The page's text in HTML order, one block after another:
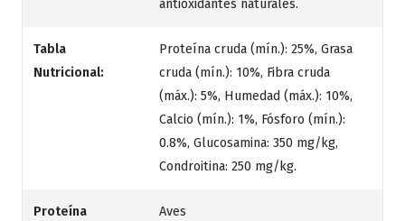
antioxidantes naturales.
Tabla
Nutricional:
Proteína cruda (mín.): 25%, Grasa
cruda (mín.): 10%, Fibra cruda
(máx.): 5%, Humedad (máx.): 10%,
Calcio (mín.): 1%, Fósforo (mín.):
0.8%, Glucosamina: 350 mg/kg,
Condroitina: 250 mg/kg.
Proteína
Aves